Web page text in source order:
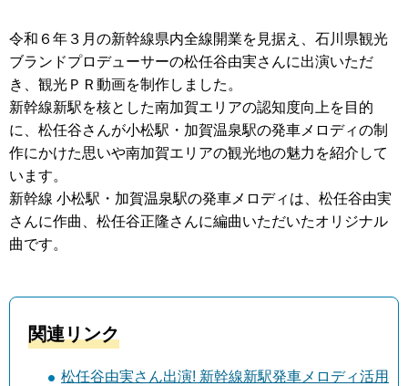
令和６年３月の新幹線県内全線開業を見据え、石川県観光
ブランドプロデューサーの松任谷由実さんに出演いただ
き、観光ＰＲ動画を制作しました。
新幹線新駅を核とした南加賀エリアの認知度向上を目的
に、松任谷さんが小松駅・加賀温泉駅の発車メロディの制
作にかけた思いや南加賀エリアの観光地の魅力を紹介して
います。
新幹線 小松駅・加賀温泉駅の発車メロディは、松任谷由実
さんに作曲、松任谷正隆さんに編曲いただいたオリジナル
曲です。
関連リンク
松任谷由実さん出演! 新幹線新駅発車メロディ活用